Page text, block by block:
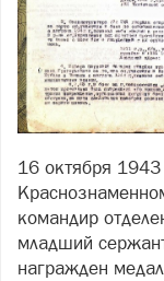
16 октября
командир
младший
награжден